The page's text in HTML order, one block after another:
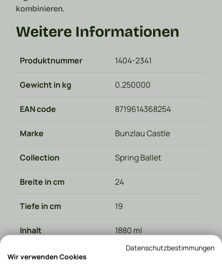
kombinieren.
Weitere Informationen
Produktnummer 1404-2341
Gewicht in kg 0.250000
EAN code 8719614368254
Marke Bunzlau Castle
Collection Spring Ballet
Breite in cm 24
Tiefe in cm 19
Inhalt 1880 ml
Hergestellt in
Datenschutzbestimmungen
Wir verwenden Cookies